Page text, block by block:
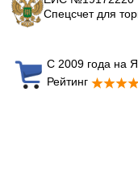
Спецсчет для
С 2009 года на
Рейтинг